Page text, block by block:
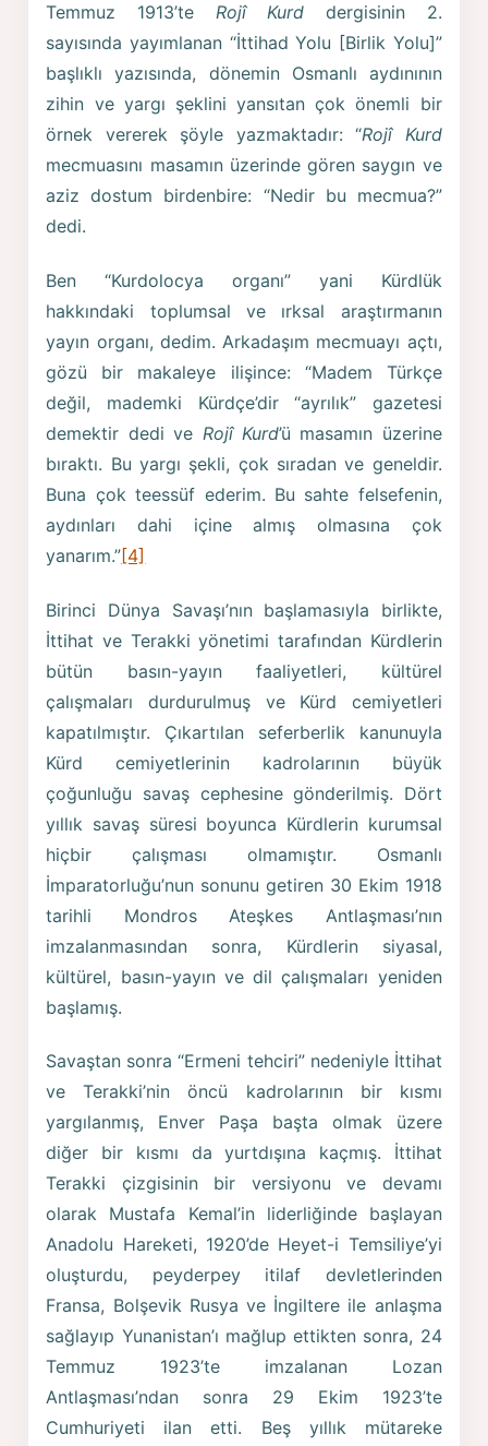
Temmuz 1913’te Rojî Kurd dergisinin 2.
sayısında yayımlanan “İttihad Yolu [Birlik Yolu]”
başlıklı yazısında, dönemin Osmanlı aydınının
zihin ve yargı şeklini yansıtan çok önemli bir
örnek vererek şöyle yazmaktadır: “Rojî Kurd
mecmuasını masamın üzerinde gören saygın ve
aziz dostum birdenbire: “Nedir bu mecmua?”
dedi.
Ben “Kurdolocya organı” yani Kürdlük
hakkındaki toplumsal ve ırksal araştırmanın
yayın organı, dedim. Arkadaşım mecmuayı açtı,
gözü bir makaleye ilişince: “Madem Türkçe
değil, mademki Kürdçe’dir “ayrılık” gazetesi
demektir dedi ve Rojî Kurd’ü masamın üzerine
bı­raktı. Bu yargı şekli, çok sıradan ve geneldir.
Buna çok teessüf ederim. Bu sahte felsefenin,
aydınları dahi içine almış olmasına çok
yanarım.”[4]
Birinci Dünya Savaşı’nın başlamasıyla birlikte,
İttihat ve Terakki yönetimi tarafından Kürdlerin
bütün basın-yayın faaliyetleri, kültürel
çalışmaları durdurulmuş ve Kürd cemiyetleri
kapatılmıştır. Çıkartılan seferberlik kanunuyla
Kürd cemiyetlerinin kadrolarının büyük
çoğunluğu savaş cephesine gönderilmiş. Dört
yıllık savaş süresi boyunca Kürdlerin kurumsal
hiçbir çalışması olmamıştır. Osmanlı
İmparatorluğu’nun sonunu getiren 30 Ekim 1918
tarihli Mondros Ateşkes Antlaşması’nın
imzalanmasından sonra, Kürdlerin siyasal,
kültürel, basın-yayın ve dil çalışmaları yeniden
başlamış.
Savaştan sonra “Ermeni tehciri” nedeniyle İttihat
ve Terakki’nin öncü kadrolarının bir kısmı
yargılanmış, Enver Paşa başta olmak üzere
diğer bir kısmı da yurtdışına kaçmış. İttihat
Terakki çizgisinin bir versiyonu ve devamı
olarak Mustafa Kemal’in liderliğinde başlayan
Anadolu Hareketi, 1920’de Heyet-i Temsiliye’yi
oluşturdu, peyderpey itilaf devletlerinden
Fransa, Bolşevik Rusya ve İngiltere ile anlaşma
sağlayıp Yunanistan’ı mağlup ettikten sonra, 24
Temmuz 1923’te imzalanan Lozan
Antlaşması’ndan sonra 29 Ekim 1923’te
Cumhuriyeti ilan etti. Beş yıllık mütareke